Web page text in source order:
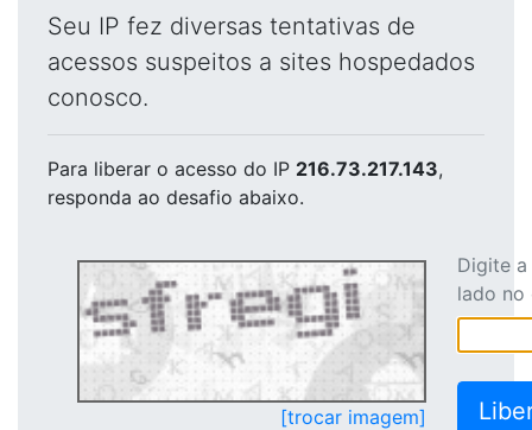
Seu IP fez diversas tentativas de
acessos suspeitos a sites hospedados
conosco.
Para liberar o acesso do IP 216.73.217.143,
responda ao desafio abaixo.
[trocar imagem]
Digite
lado no